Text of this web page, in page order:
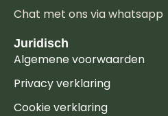
Chat met ons via whatsapp
Juridisch
Algemene voorwaarden
Privacy verklaring
Cookie verklaring